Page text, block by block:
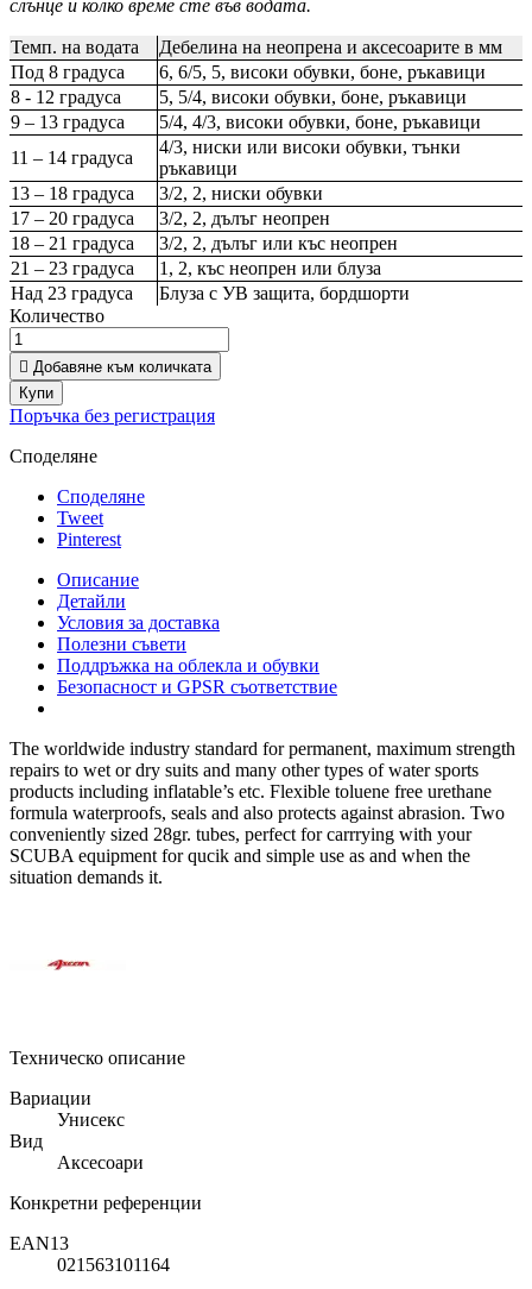
слънце и колко време сте във водата.
Темп. на водата
Дебелина на неопрена и аксесоарите в мм
Под 8 градуса
6, 6/5, 5, високи обувки, боне, ръкавици
8 - 12 градуса
5, 5/4, високи обувки, боне, ръкавици
9 – 13 градуса
5/4, 4/3, високи обувки, боне, ръкавици
11 – 14 градуса
4/3, ниски или високи обувки, тънки
ръкавици
13 – 18 градуса
3/2, 2, ниски обувки
17 – 20 градуса
3/2, 2, дълъг неопрен
18 – 21 градуса
3/2, 2, дълъг или къс неопрен
21 – 23 градуса
1, 2, къс неопрен или блуза
Над 23 градуса
Блуза с УВ защита, бордшорти
Количество
 Добавяне към количката
Купи
Поръчка без регистрация
Споделяне
Споделяне
Tweet
Pinterest
Описание
Детайли
Условия за доставка
Полезни съвети
Поддръжка на облекла и обувки
Безопасност и GPSR съответствие
The worldwide industry standard for permanent, maximum strength
repairs to wet or dry suits and many other types of water sports
products including inflatable’s etc. Flexible toluene free urethane
formula waterproofs, seals and also protects against abrasion. Two
conveniently sized 28gr. tubes, perfect for carrrying with your
SCUBA equipment for qucik and simple use as and when the
situation demands it.
Техническо описание
Вариации
Унисекс
Вид
Аксесоари
Конкретни референции
EAN13
021563101164